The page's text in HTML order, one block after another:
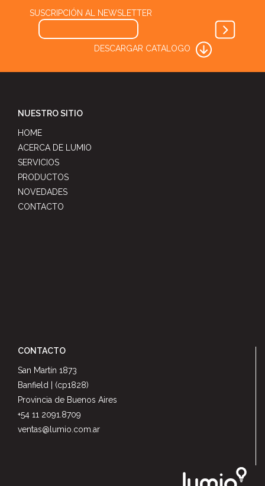
SUSCRIPCIÓN AL NEWSLETTER
DESCARGAR CATALOGO
NUESTRO SITIO
HOME
ACERCA DE LUMIO
SERVICIOS
PRODUCTOS
NOVEDADES
CONTACTO
CONTACTO
San Martín 1873
Banfield | (cp1828)
Provincia de Buenos Aires
+54 11 2091.8709
ventas@lumio.com.ar